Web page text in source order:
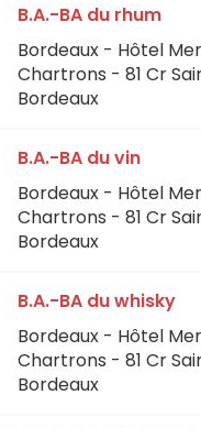
B.A.-BA du rhum
Bordeaux - Hôtel
Chartrons - 81 Cr
Bordeaux
B.A.-BA du vin
Bordeaux - Hôtel
Chartrons - 81 Cr
Bordeaux
B.A.-BA du whisky
Bordeaux - Hôtel
Chartrons - 81 Cr
Bordeaux